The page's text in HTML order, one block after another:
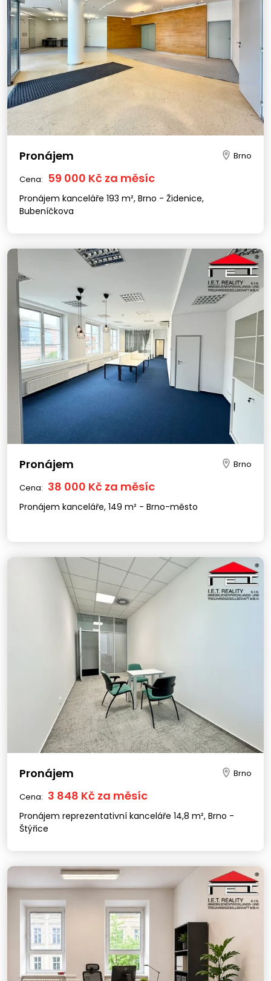
Pronájem Brno
Cena: 59 000 Kč za měsíc
Pronájem kanceláře 193 m², Brno - Židenice,
Bubeníčkova
Pronájem Brno
Cena: 38 000 Kč za měsíc
Pronájem kanceláře, 149 m² - Brno-město
Pronájem Brno
Cena: 3 848 Kč za měsíc
Pronájem reprezentativní kanceláře 14,8 m², Brno -
Štýřice